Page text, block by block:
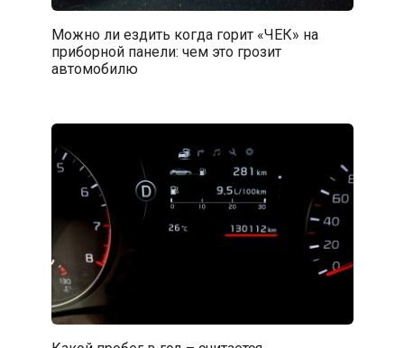
Можно ли ездить когда горит «ЧЕК» на
приборной панели: чем это грозит
автомобилю